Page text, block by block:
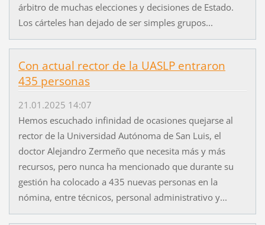
árbitro de muchas elecciones y decisiones de Estado.
Los cárteles han dejado de ser simples grupos...
Con actual rector de la UASLP entraron
435 personas
21.01.2025 14:07
Hemos escuchado infinidad de ocasiones quejarse al
rector de la Universidad Autónoma de San Luis, el
doctor Alejandro Zermeño que necesita más y más
recursos, pero nunca ha mencionado que durante su
gestión ha colocado a 435 nuevas personas en la
nómina, entre técnicos, personal administrativo y...